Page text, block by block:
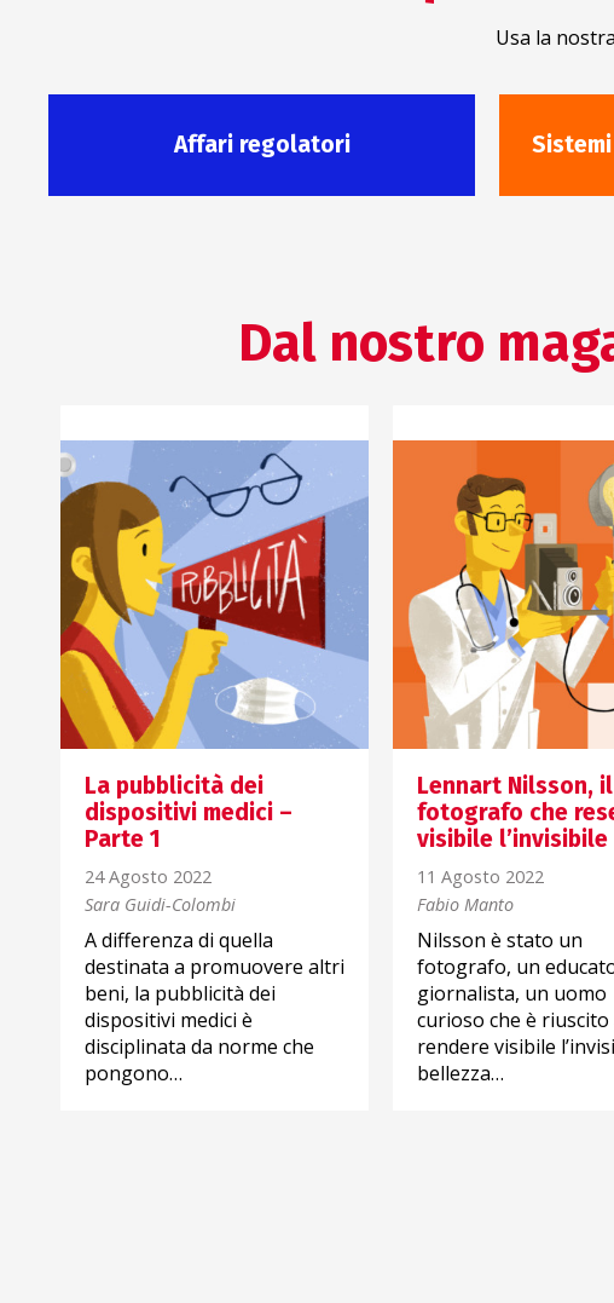
Usa la
Affari regolatori
Dal nostro
La pubblicità dei
dispositivi medici –
Parte 1
24 Agosto 2022
Sara Guidi-Colombi
A differenza di quella
destinata a promuovere altri
beni, la pubblicità dei
dispositivi medici è
disciplinata da norme che
pongono…
Lennart Nilsson, il
fotografo che
visibile l’invisibile
11 Agosto 2022
Fabio Manto
Nilsson è stato un
fotografo, un
giornalista, un uomo
curioso che è riuscito
rendere visibile
bellezza…